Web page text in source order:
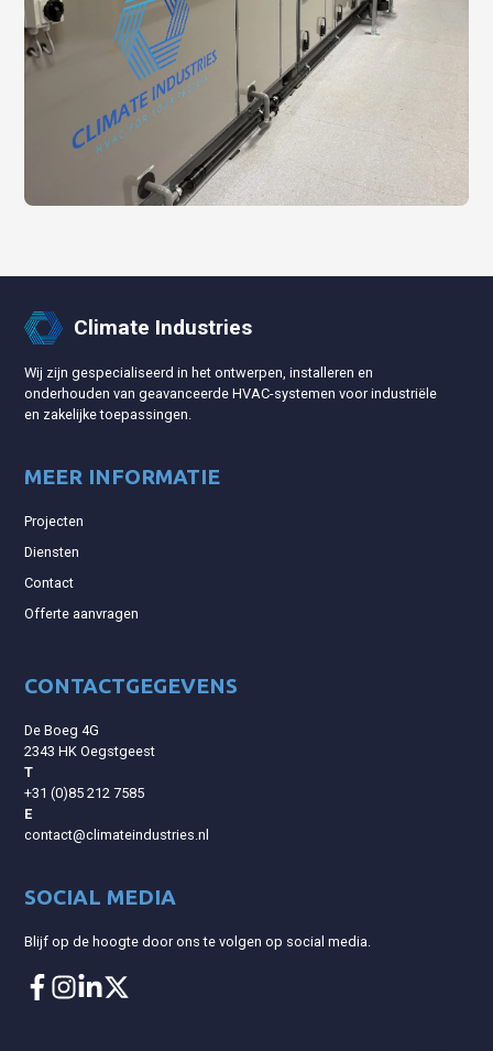
Climate Industries
Wij zijn gespecialiseerd in het ontwerpen, installeren en
onderhouden van geavanceerde HVAC-systemen voor industriële
en zakelijke toepassingen.
MEER INFORMATIE
Projecten
Diensten
Contact
Offerte aanvragen
CONTACTGEGEVENS
De Boeg 4G
2343 HK Oegstgeest
T
+31 (0)85 212 7585
E
contact@climateindustries.nl
SOCIAL MEDIA
Blijf op de hoogte door ons te volgen op social media.